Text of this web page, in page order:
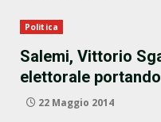
Politica
Salemi, Vittorio
elettorale
22 Maggio 2014